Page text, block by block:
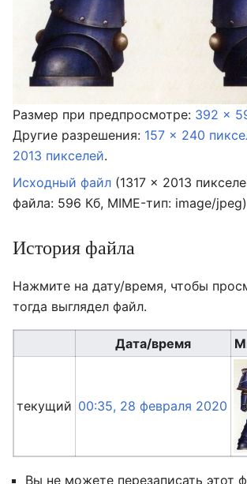
Размер при предпросмотре: 392 ×
Другие разрешения: 157 × 240
2013 пикселей.
Исходный файл (1317 × 2013
файла: 596 Кб, MIME-тип: image/jpeg)
История файла
Нажмите на дату/время, чтобы
тогда выглядел файл.
Дата/время
текущий 00:35, 28 февраля 2020
Вы не можете перезаписать этот